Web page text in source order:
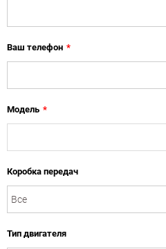
Ваш телефон *
Модель *
Коробка передач
Тип двигателя